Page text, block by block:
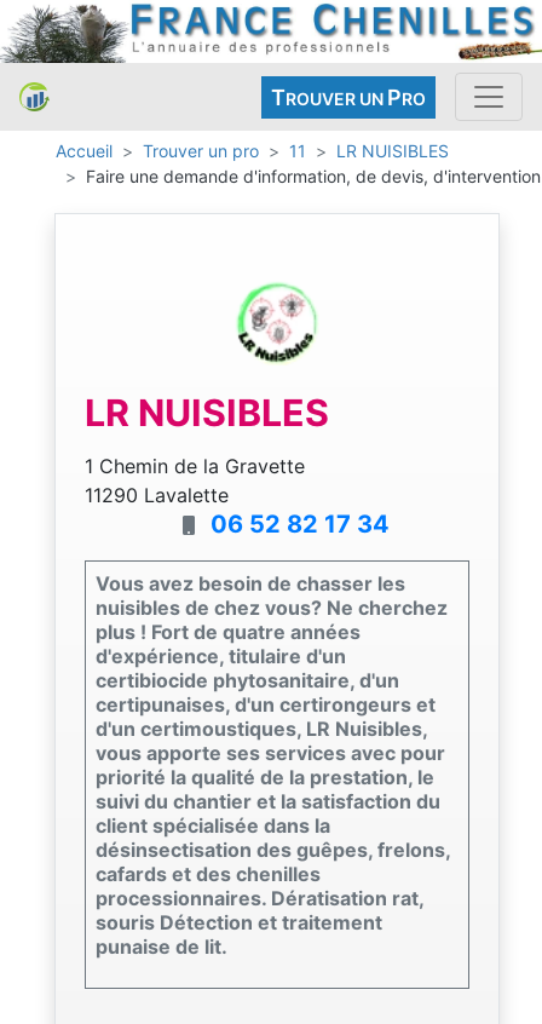
TROUVER UN PRO
Accueil Trouver un pro 11
LR NUISIBLES
Faire une demande d'information, de devis, d'intervention
LR NUISIBLES
1 Chemin de la Gravette
11290 Lavalette
06 52 82 17 34
Vous avez besoin de chasser les
nuisibles de chez vous? Ne cherchez
plus ! Fort de quatre années
d'expérience, titulaire d'un
certibiocide phytosanitaire, d'un
certipunaises, d'un certirongeurs et
d'un certimoustiques, LR Nuisibles,
vous apporte ses services avec pour
priorité la qualité de la prestation, le
suivi du chantier et la satisfaction du
client spécialisée dans la
désinsectisation des guêpes, frelons,
cafards et des chenilles
processionnaires. Dératisation rat,
souris Détection et traitement
punaise de lit.